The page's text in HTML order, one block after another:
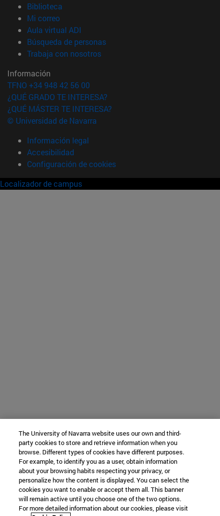
Biblioteca
Mi correo(abre en nueva ventana)
Aula virtual ADI
Búsqueda de personas(abre en nueva ventana)
Trabaja con nosotros(abre en nueva ventana)
Información
TFNO +34 948 42 56 00
¿QUÉ GRADO TE INTERESA?
¿QUÉ MÁSTER TE INTERESA?
© Universidad de Navarra
Información legal
Accesibilidad
Configuración de cookies
Localizador de campus
The University of Navarra website uses our own and third-
party cookies to store and retrieve information when you
browse. Different types of cookies have different purposes.
For example, to identify you as a user, obtain information
about your browsing habits respecting your privacy, or
personalize how the content is displayed. You can select the
cookies you want to enable or accept them all. This banner
will remain active until you choose one of the two options.
For more detailed information about our cookies, please visit